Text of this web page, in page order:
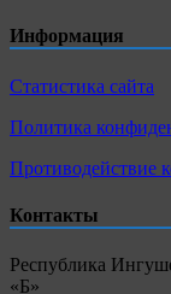
Информация
Статистика сайта
Политика
Противодействие
Контакты
Республика
«Б»